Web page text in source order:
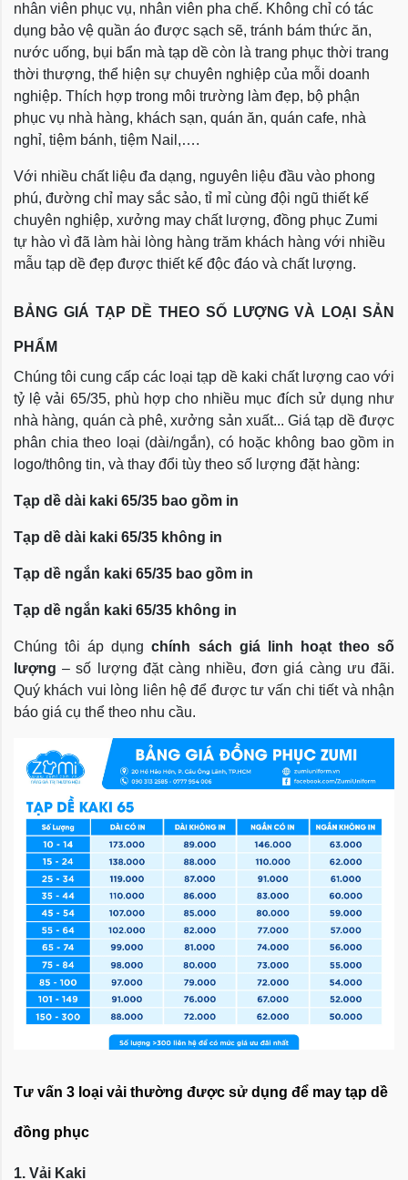
nhân viên phục vụ, nhân viên pha chế. Không chỉ có tác
dụng bảo vệ quần áo được sạch sẽ, tránh bám thức ăn,
nước uống, bụi bẩn mà tạp dề còn là trang phục thời trang
thời thượng, thể hiện sự chuyên nghiệp của mỗi doanh
nghiệp. Thích hợp trong môi trường làm đẹp, bộ phận
phục vụ nhà hàng, khách sạn, quán ăn, quán cafe, nhà
nghỉ, tiệm bánh, tiệm Nail,….
Với nhiều chất liệu đa dạng, nguyên liệu đầu vào phong
phú, đường chỉ may sắc sảo, tỉ mỉ cùng đội ngũ thiết kế
chuyên nghiệp, xưởng may chất lượng, đồng phục Zumi
tự hào vì đã làm hài lòng hàng trăm khách hàng với nhiều
mẫu tạp dề đẹp được thiết kế độc đáo và chất lượng.
BẢNG GIÁ TẠP DỀ THEO SỐ LƯỢNG VÀ LOẠI SẢN
PHẨM
Chúng tôi cung cấp các loại tạp dề kaki chất lượng cao với
tỷ lệ vải 65/35, phù hợp cho nhiều mục đích sử dụng như
nhà hàng, quán cà phê, xưởng sản xuất... Giá tạp dề được
phân chia theo loại (dài/ngắn), có hoặc không bao gồm in
logo/thông tin, và thay đổi tùy theo số lượng đặt hàng:
Tạp dề dài kaki 65/35 bao gồm in
Tạp dề dài kaki 65/35 không in
Tạp dề ngắn kaki 65/35 bao gồm in
Tạp dề ngắn kaki 65/35 không in
Chúng tôi áp dụngchính sách giá linh hoạt theo số
lượng – số lượng đặt càng nhiều, đơn giá càng ưu đãi.
Quý khách vui lòng liên hệ để được tư vấn chi tiết và nhận
báo giá cụ thể theo nhu cầu.
Tư vấn 3 loại vải thường được sử dụng để may tạp dề
đồng phục
1. Vải Kaki